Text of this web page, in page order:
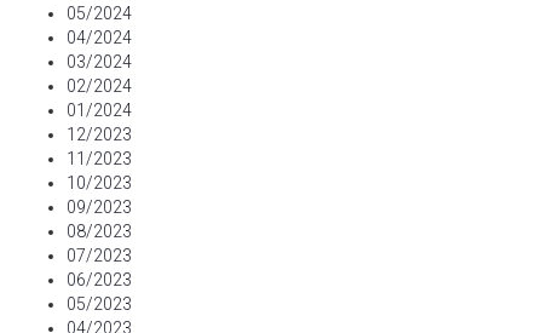
05/2024
04/2024
03/2024
02/2024
01/2024
12/2023
11/2023
10/2023
09/2023
08/2023
07/2023
06/2023
05/2023
04/2023